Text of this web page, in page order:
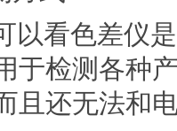
以看色差仪
于检测各种
且还无法和